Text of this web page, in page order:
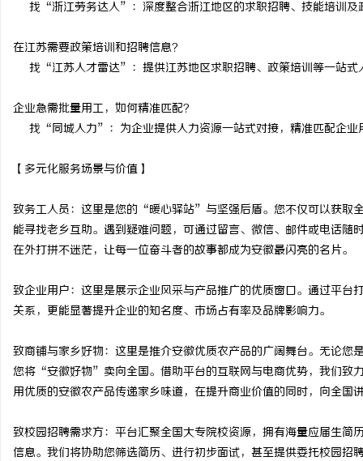
找“浙江劳务达人”：深度整合浙江地区的求职招聘、技能培训及
在江苏需要政策培训和招聘信息？
找“江苏人才雷达”：提供江苏地区求职招聘、政策培训等一站式
企业急需批量用工，如何精准匹配？
找“同城人力”：为企业提供人力资源一站式对接，精准匹配企业
【多元化服务场景与价值】
致务工人员：这里是您的“暖心驿站”与坚强后盾。您不仅可以获取
能寻找老乡互助。遇到疑难问题，可通过留言、微信、邮件或电话
在外打拼不迷茫，让每一位奋斗者的故事都成为安徽最闪亮的名片。
致企业用户：这里是展示企业风采与产品推广的优质窗口。通过平
关系，更能显著提升企业的知名度、市场占有率及品牌影响力。
致商铺与家乡好物：这里是推介安徽优质农产品的广阔舞台。无论
您将“安徽好物”卖向全国。借助平台的互联网与电商优势，我们致
用优质的安徽农产品传递家乡味道，在提升商业价值的同时，向全国
致校园招聘需求方：平台汇聚全国大专院校资源，拥有海量应届生
信息。我们将协助您筛选简历、进行初步面试，甚至提供委托校园招